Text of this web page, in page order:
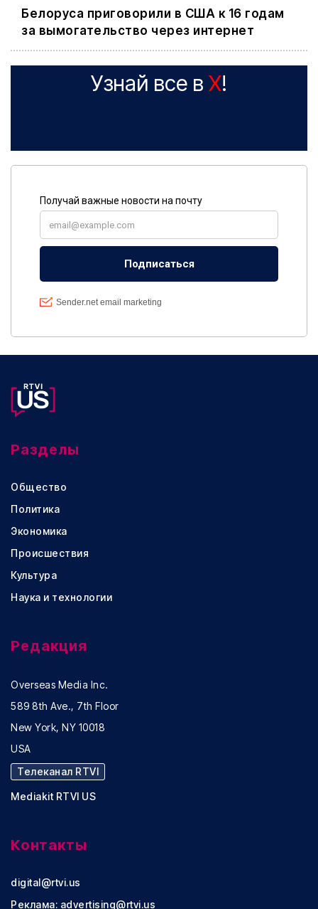
Белоруса приговорили в США к 16 годам
за вымогательство через интернет
Узнай все в X!
Разделы
Общество
Политика
Экономика
Происшествия
Культура
Наука и технологии
Редакция
Overseas Media Inc.
589 8th Ave., 7th Floor
New York, NY 10018
USA
Телеканал RTVI
Mediakit RTVI US
Контакты
digital@rtvi.us
Реклама: advertising@rtvi.us